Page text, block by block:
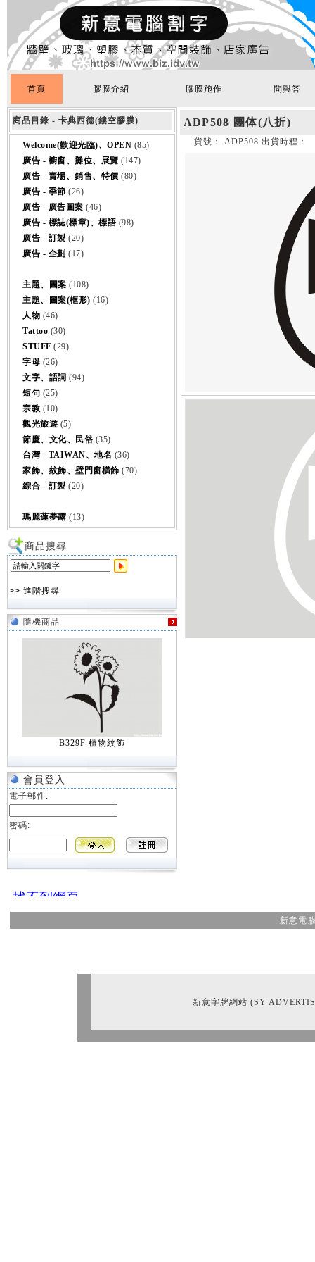
首頁 膠膜介紹 膠膜施作 問與答
商品目錄 - 卡典西德(鏤空膠膜)
Welcome(歡迎光臨)、OPEN (85)
廣告 - 櫥窗、攤位、展覽 (147)
廣告 - 賣場、銷售、特價 (80)
廣告 - 季節 (26)
廣告 - 廣告圖案 (46)
廣告 - 標誌(標章)、標語(98)
廣告 - 訂製 (20)
廣告 - 企劃 (17)
主題、圖案 (108)
主題、圖案(框形) (16)
人物 (46)
Tattoo (30)
STUFF (29)
字母 (26)
文字、語詞 (94)
短句 (25)
宗教 (10)
觀光旅遊 (5)
節慶、文化、民俗 (35)
台灣 - TAIWAN、地名 (36)
家飾、紋飾、壁門窗橫飾 (70)
綜合 - 訂製 (20)
瑪麗蓮夢露 (13)
商品搜尋
>> 進階搜尋
隨機商品
B329F 植物紋飾
會員登入
電子郵件:
密碼:
ADP508 團体(八折)
貨號： ADP508 出貨時程：
新意電
新意字牌網站 (SY